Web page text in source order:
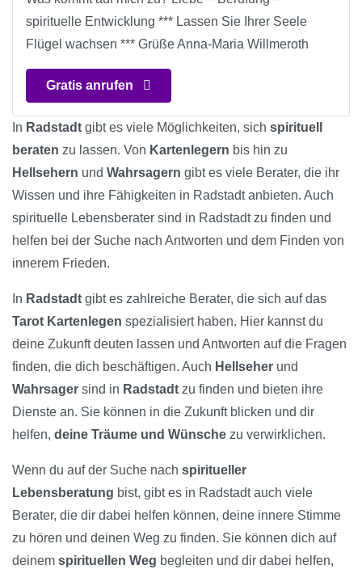
spirituelle Entwicklung *** Lassen Sie Ihrer Seele
Flügel wachsen *** Grüße Anna-Maria Willmeroth
Gratis anrufen
In Radstadt gibt es viele Möglichkeiten, sich spirituell
beraten zu lassen. Von Kartenlegern bis hin zu
Hellsehern und Wahrsagern gibt es viele Berater, die ihr
Wissen und ihre Fähigkeiten in Radstadt anbieten. Auch
spirituelle Lebensberater sind in Radstadt zu finden und
helfen bei der Suche nach Antworten und dem Finden von
innerem Frieden.
In Radstadt gibt es zahlreiche Berater, die sich auf das
Tarot Kartenlegen spezialisiert haben. Hier kannst du
deine Zukunft deuten lassen und Antworten auf die Fragen
finden, die dich beschäftigen. Auch Hellseher und
Wahrsager sind in Radstadt zu finden und bieten ihre
Dienste an. Sie können in die Zukunft blicken und dir
helfen, deine Träume und Wünsche zu verwirklichen.
Wenn du auf der Suche nach spiritueller
Lebensberatung bist, gibt es in Radstadt auch viele
Berater, die dir dabei helfen können, deine innere Stimme
zu hören und deinen Weg zu finden. Sie können dich auf
deinem spirituellen Weg begleiten und dir dabei helfen,